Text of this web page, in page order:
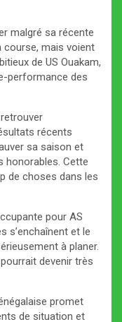
malgré sa récente
course, mais voient
de US Ouakam,
performance des
récents
sa saison et
honorables. Cette
de choses dans les
pour AS
s’enchaînent et le
à planer.
devenir très
promet
de situation et